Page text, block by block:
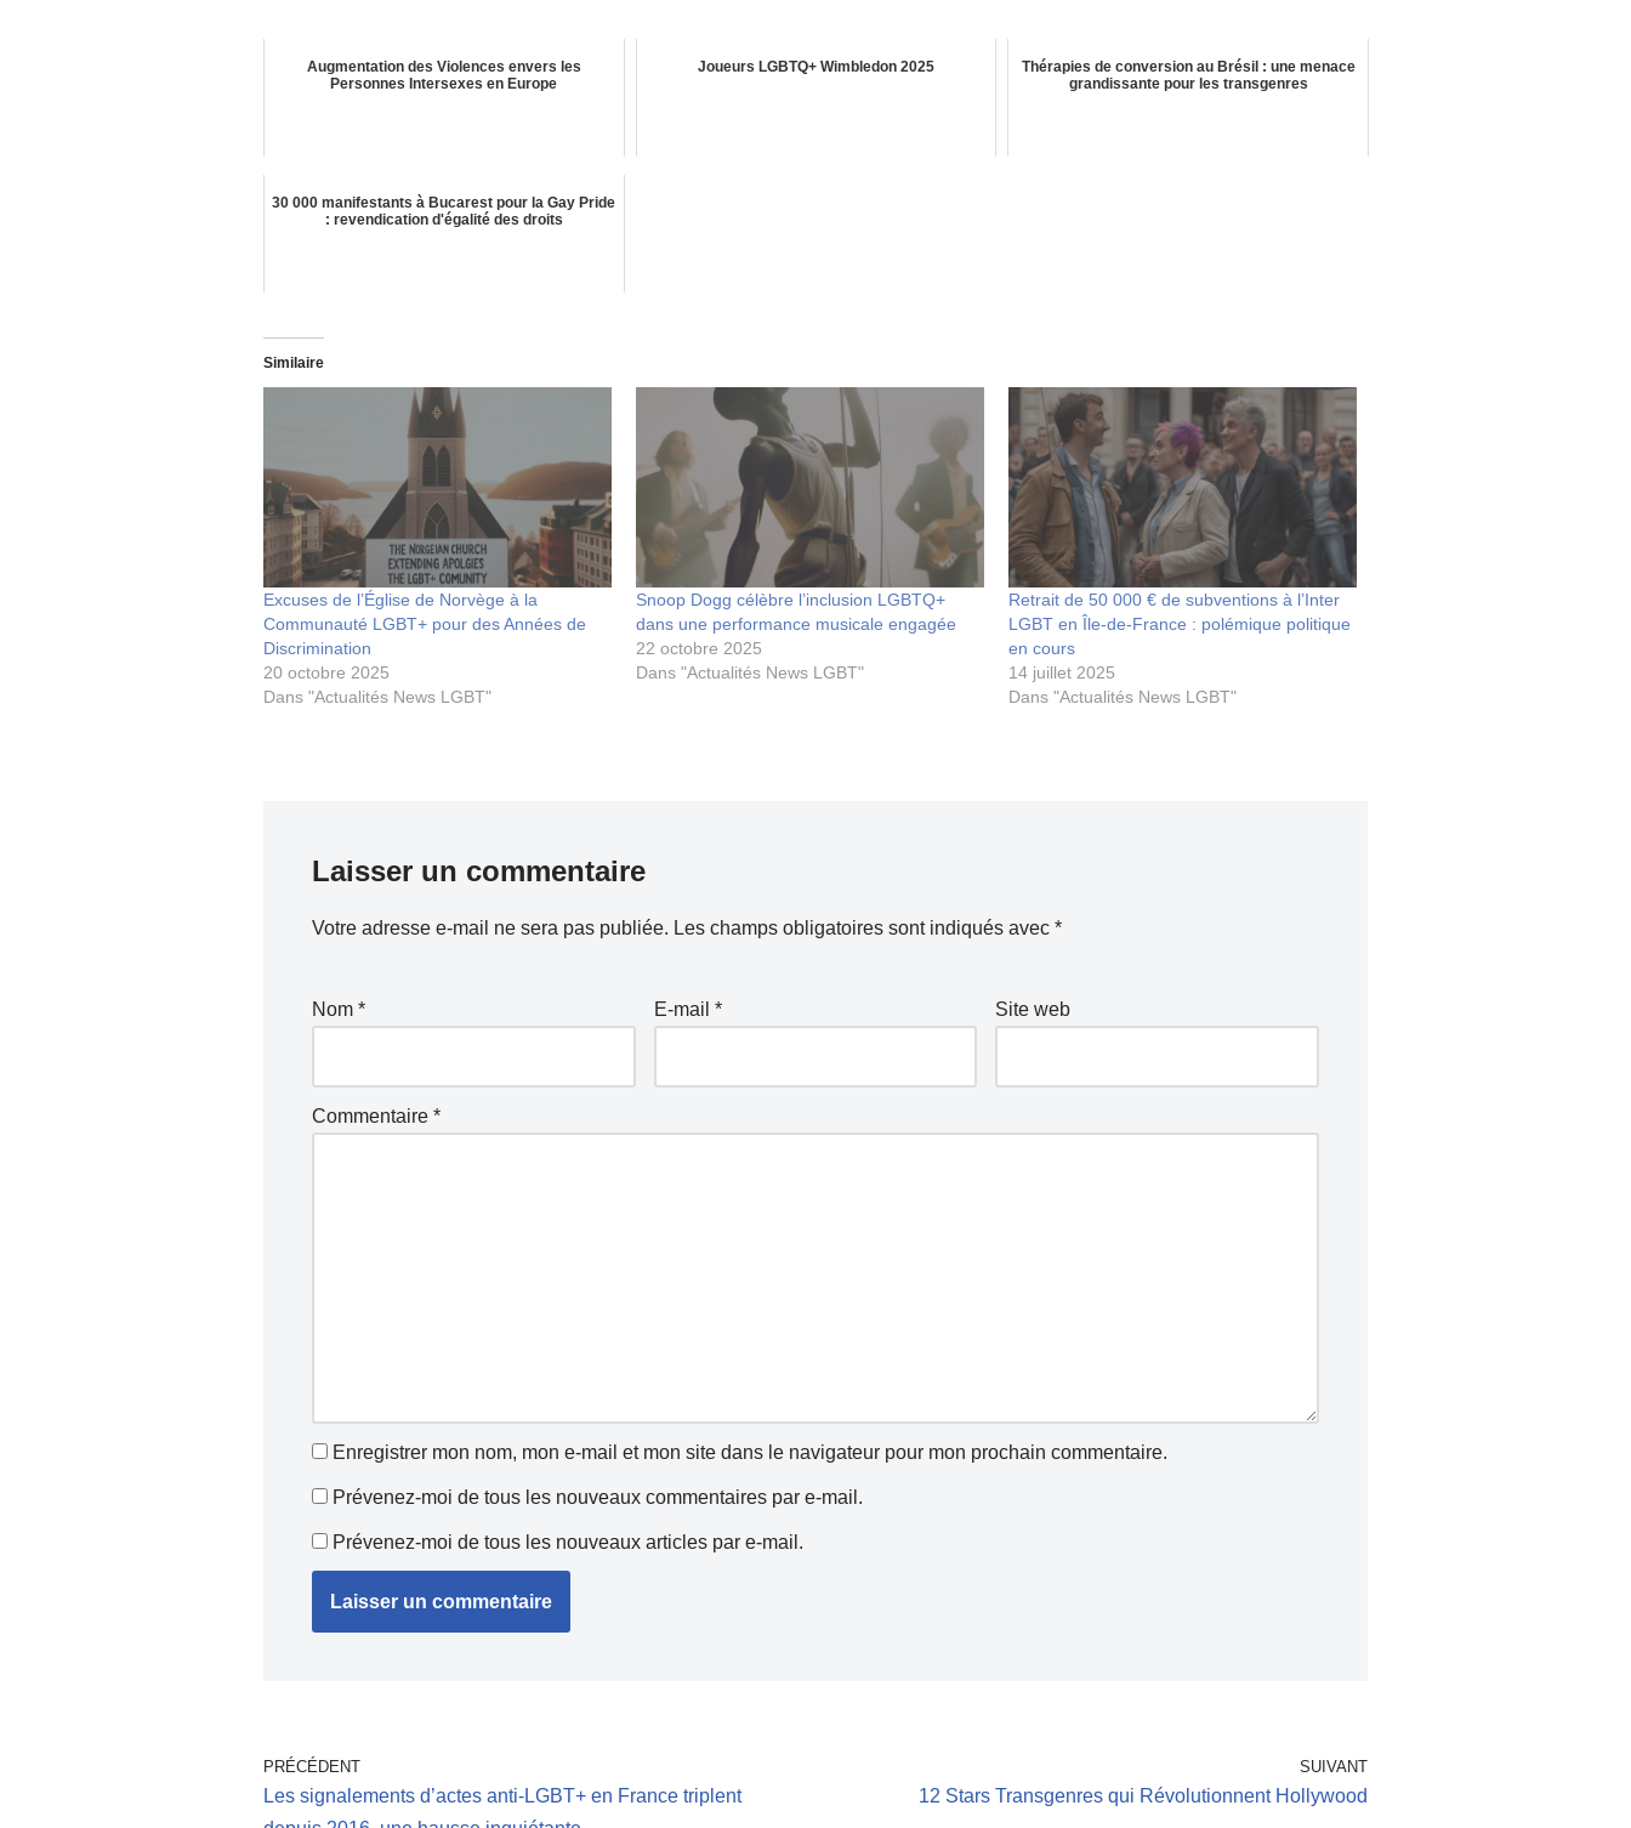
Augmentation des Violences envers les
Personnes Intersexes en Europe
Joueurs LGBTQ+ Wimbledon 2025
Thérapies de conversion au Brésil : une menace
grandissante pour les transgenres
30 000 manifestants à Bucarest pour la Gay Pride
: revendication d'égalité des droits
Similaire
Excuses de l’Église de Norvège à la
Communauté LGBT+ pour des Années de
Discrimination
20 octobre 2025
Dans "Actualités News LGBT"
Snoop Dogg célèbre l’inclusion LGBTQ+
dans une performance musicale engagée
22 octobre 2025
Dans "Actualités News LGBT"
Retrait de 50 000 € de subventions à l’Inter
LGBT en Île-de-France : polémique politique
en cours
14 juillet 2025
Dans "Actualités News LGBT"
Laisser un commentaire
Votre adresse e-mail ne sera pas publiée. Les champs obligatoires sont indiqués avec *
Nom * E-mail * Site web
Commentaire *
Enregistrer mon nom, mon e-mail et mon site dans le navigateur pour mon prochain commentaire.
Prévenez-moi de tous les nouveaux commentaires par e-mail.
Prévenez-moi de tous les nouveaux articles par e-mail.
PRÉCÉDENT
Les signalements d’actes anti-LGBT+ en France triplent
SUIVANT
12 Stars Transgenres qui Révolutionnent Hollywood